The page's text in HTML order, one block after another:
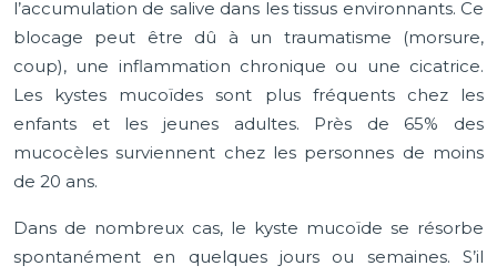
l’accumulation de salive dans les tissus environnants. Ce
blocage peut être dû à un traumatisme (morsure,
coup), une inflammation chronique ou une cicatrice.
Les kystes mucoïdes sont plus fréquents chez les
enfants et les jeunes adultes. Près de 65% des
mucocèles surviennent chez les personnes de moins
de 20 ans.
Dans de nombreux cas, le kyste mucoïde se résorbe
spontanément en quelques jours ou semaines. S’il